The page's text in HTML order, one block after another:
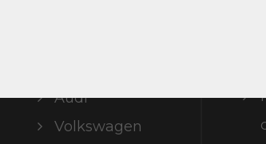
Audi
Volkswagen